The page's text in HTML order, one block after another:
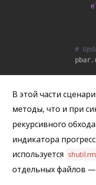
#
В этой части
методы, что и при
рекурсивного
индикатора
используется
отдельных файлов —